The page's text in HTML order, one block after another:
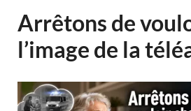
Arrêtons de
l’image de la